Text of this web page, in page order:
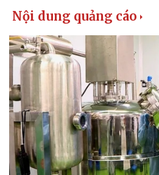
Bóng đá
Thế giới thể thao
eSports
Hậu trường